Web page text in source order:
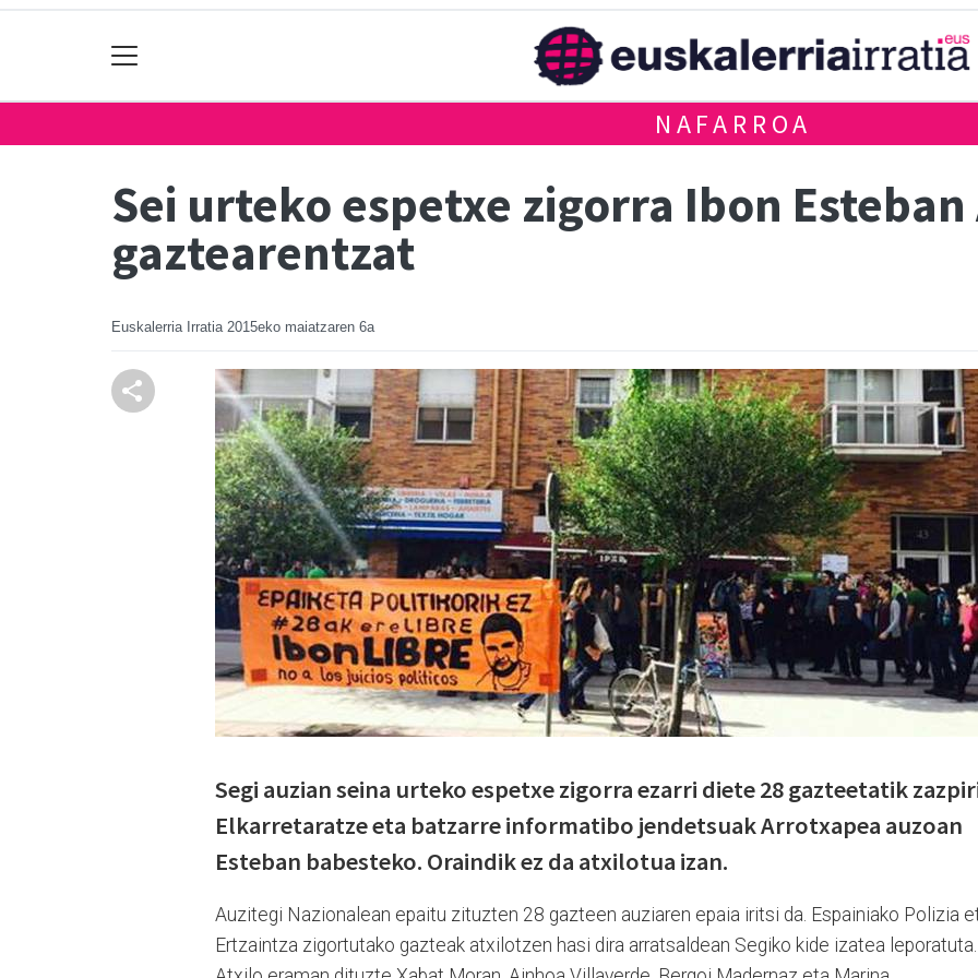
NAFARROA
Sei urteko espetxe zigorra Ibon
gaztearentzat
Euskalerria Irratia 2015eko maiatzaren 6a
Segi auzian seina urteko espetxe zigorra ezarri diete 28 gazteetatik
Elkarretaratze eta batzarre informatibo jendetsuak Arrotxapea auzoan
Esteban babesteko. Oraindik ez da atxilotua izan.
Auzitegi Nazionalean epaitu zituzten 28 gazteen auziaren epaia iritsi da. Espainiako Polizia
Ertzaintza zigortutako gazteak atxilotzen hasi dira arratsaldean Segiko kide izatea leporatuta.